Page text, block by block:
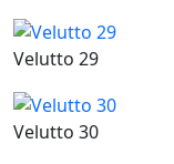
Velutto 29
Velutto 30